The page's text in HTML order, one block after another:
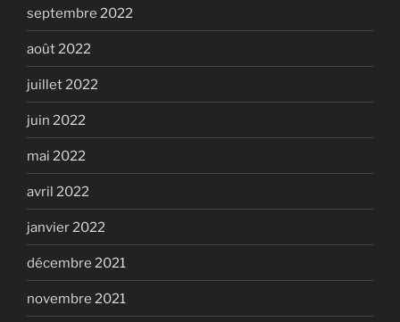
septembre 2022
août 2022
juillet 2022
juin 2022
mai 2022
avril 2022
janvier 2022
décembre 2021
novembre 2021